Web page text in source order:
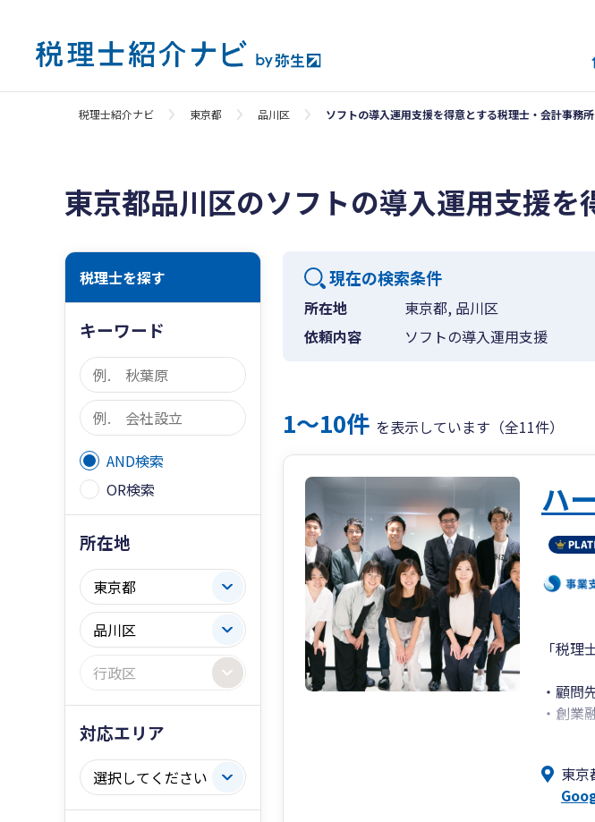
税理士紹介ナビ 東京都 品川区 ソフトの導入運用支援を得意とする税理士・会計事務
東京都品川区のソフトの導入運用支援
税理士を探す
キーワード
AND検索
OR検索
所在地
対応エリア
現在の検索条件
所在地
東京都, 品川区
依頼内容
ソフトの導入運用支援
1〜10件 を表示しています（全11件）
ハ
「税理
・顧問
・創業
・会
定アド
・ス
東京